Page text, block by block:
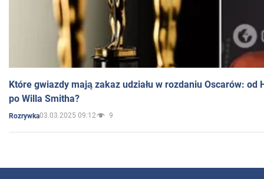
Które gwiazdy mają zakaz udziału w rozdaniu Oscarów: od
po Willa Smitha?
Rozrywka03.03.2025 09:12 9